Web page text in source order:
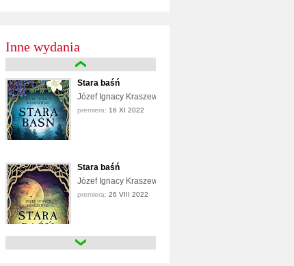
Inne wydania
Stara baśń
Józef Ignacy Kraszewski
premiera: 16 XI 2022
Stara baśń
Józef Ignacy Kraszewski
premiera: 26 VIII 2022
Stara baśń